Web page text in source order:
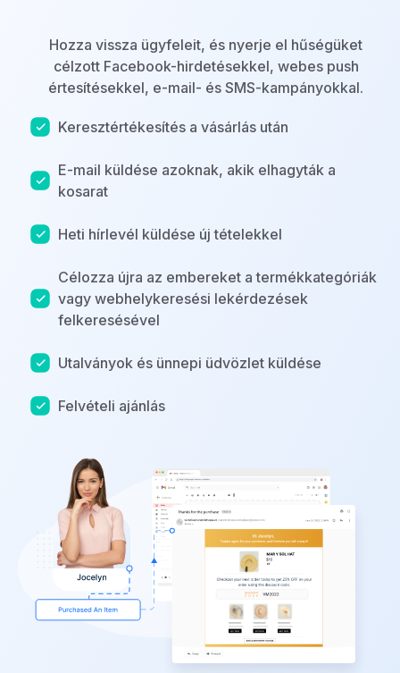
Hozza vissza ügyfeleit, és nyerje el hűségüket
célzott Facebook-hirdetésekkel, webes push
értesítésekkel, e-mail- és SMS-kampányokkal.
Keresztértékesítés a vásárlás után
E-mail küldése azoknak, akik elhagyták a
kosarat
Heti hírlevél küldése új tételekkel
Célozza újra az embereket a termékkategóriák
vagy webhelykeresési lekérdezések
felkeresésével
Utalványok és ünnepi üdvözlet küldése
Felvételi ajánlás